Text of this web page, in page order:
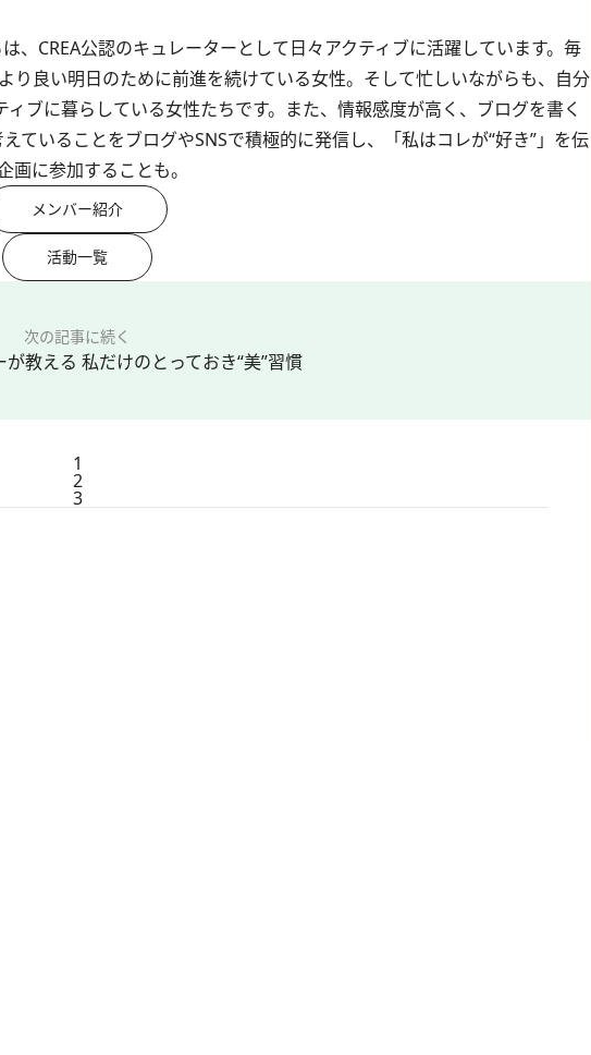
、CREA公認のキュレーターとして日々アクティブに活躍しています。毎
り良い明日のために前進を続けている女性。そして忙しいながらも、自分
ブに暮らしている女性たちです。また、情報感度が高く、ブログを書く
ていることをブログやSNSで積極的に発信し、「私はコレが“好き”」を伝
に参加することも。
メンバー紹介
活動一覧
次の記事に続く
が教える 私だけのとっておき“美”習慣
1
2
3